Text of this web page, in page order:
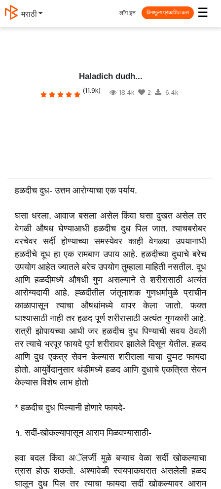
मराठी ☰
लॉग इन विनामूल्य प्रकाशित करा
Haladich dudh...
(11.9k) 18.4k 2 6.4k
हळदीच दुध- उत्तम आरोग्याचा एक पर्याय.
घसा धरला, आवाज बसला असेल किंवा घसा दुखत असेल तर
वेगळी औषध घेण्याआधी हळदीच दुध पिल जात. त्याचबरोबर
वरचेवर सर्दी होण्याच्या समस्येवर काही वेगळ्या उपयानाधी
हळदीचे दूध हा एक रामबाण उपाय आहे. हळदीच्या दुधाचे बरेच
उपयोग आहेत ज्यातले बरेच उपयोग तुम्हाला माहिती नसतील. दूध
आणि हळदीमध्ये औषधी गुण असल्याने ते शरीरासाठी अत्यंत
आरोग्यदायी आहे. ह्ळदीतील जंतूनाशक गुणधर्मामुळे प्राचीन
काळापासून त्याचा औषधांमध्ये वापर केला जातो. फक्त
घाश्यासाठी नाही तर हळद पूर्ण शरीरासाठी अत्यंत गुणकारी आहे.
रात्री झोपायच्या आधी जर हळदीच दुध पिण्याची सवय ठेवली
तर त्याचे भरपूर फायदे पूर्ण शरीरावर झालेले दिसून येतील. हळद
आणि दुध एकत्र सेवन केल्यास शरीराला याचा दुप्पट फायदा
होतो. आयुर्वेदानुसार थंडीमध्ये हळद आणि दुधाचे एकत्रित सेवन
केल्यास विशेष लाभ होतो
* हळदीच दुध पिल्यानी होणारे फायदे-
१. सर्दी-खोकल्यापासून आराम मिळवण्यासाठी-
हवा बदल किंवा अॅलर्जी मुळे बऱ्याच वेळा सर्दी खोकल्याचा
त्रास होऊ शकतो. अश्यावेळी स्वयपाकघरात असलेली हळद
घालून दुध पिल तर त्याचा फायदा सर्दी खोकल्यावर आराम